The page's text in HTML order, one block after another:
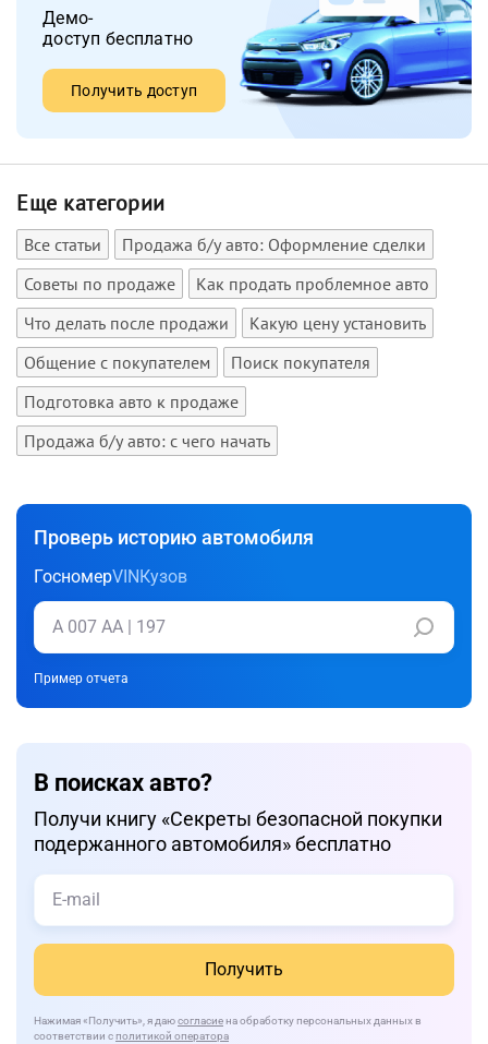
Демо-
доступ бесплатно
Получить доступ
Еще категории
Все статьи
Продажа б/у авто: Оформление сделки
Советы по продаже
Как продать проблемное авто
Что делать после продажи
Какую цену установить
Общение с покупателем
Поиск покупателя
Подготовка авто к продаже
Продажа б/у авто: с чего начать
Проверь историю автомобиля
ГосномерVINКузов
Пример отчета
В поисках авто?
Получи книгу «Cекреты безопасной покупки
подержанного автомобиля» бесплатно
Получить
Нажимая «Получить» , я даюсогласиена обработку персональных данных в
соответствии сполитикой оператора